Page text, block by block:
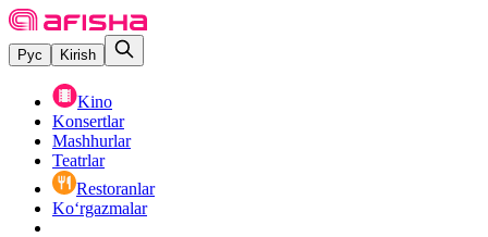
Рус Kirish
Kino
Konsertlar
Mashhurlar
Teatrlar
Restoranlar
Ko‘rgazmalar